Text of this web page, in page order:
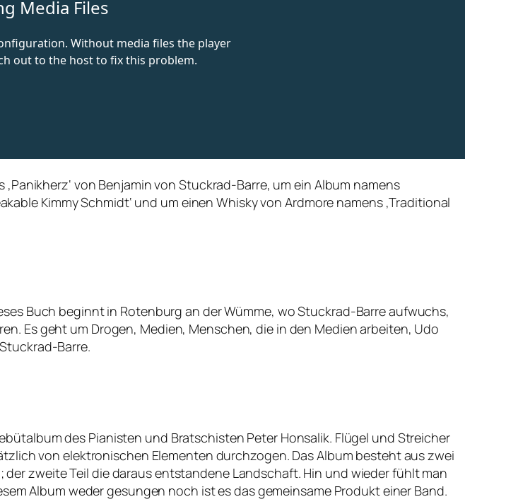
von Benjamin von Stuckrad-Barre, um ein Album namens
Kimmy Schmidt‘ und um einen Whisky von Ardmore namens ‚Traditional
Buch beginnt in Rotenburg an der Wümme, wo Stuckrad-Barre aufwuchs,
Es geht um Drogen, Medien, Menschen, die in den Medien arbeiten, Udo
Barre.
des Pianisten und Bratschisten Peter Honsalik. Flügel und Streicher
von elektronischen Elementen durchzogen. Das Album besteht aus zwei
der zweite Teil die daraus entstandene Landschaft. Hin und wieder fühlt man
Album weder gesungen noch ist es das gemeinsame Produkt einer Band.